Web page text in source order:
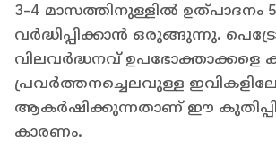
3-4 മാസത്തിനുള്ളിൽ ഉത്പാദനം
വർദ്ധിപ്പിക്കാൻ ഒരുങ്ങുന്നു.
വിലവർദ്ധനവ്
പ്രവർത്തനച്ചെലവുള്ള
ആകർഷിക്കുന്നതാണ് ഈ
കാരണം.